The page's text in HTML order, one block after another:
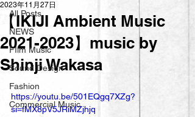
All Posts
NEWS
FIlm Music
Sound Design
Fashion
Commercial Music
【IKIJI Ambient Music
2021-2023】music by
Shinji Wakasa
2023年11月27日
https://youtu.be/501EQgq7XZg?
si=fMX8pV5JRiMZjhjq